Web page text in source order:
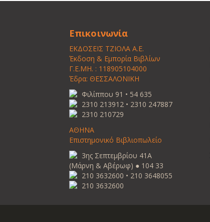
Επικοινωνία
ΕΚΔΟΣΕΙΣ ΤΖΙΟΛΑ Α.Ε.
Έκδοση & Εμπορία Βιβλίων
Γ.Ε.ΜΗ. : 118905104000
Έδρα: ΘΕΣΣΑΛΟΝΙΚΗ
Φιλίππου 91 • 54 635
2310 213912 • 2310 247887
2310 210729
ΑΘΗΝΑ
Επιστημονικό Βιβλιοπωλείο
3ης Σεπτεμβρίου 41Α
(Μάρνη & Αβέρωφ) ● 104 33
210 3632600 • 210 3648055
210 3632600